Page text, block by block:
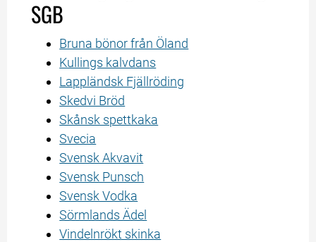
SGB
Bruna bönor från Öland
Kullings kalvdans
Lappländsk Fjällröding
Skedvi Bröd
Skånsk spettkaka
Svecia
Svensk Akvavit
Svensk Punsch
Svensk Vodka
Sörmlands Ädel
Vindelnrökt skinka